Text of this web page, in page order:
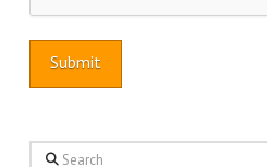
Search